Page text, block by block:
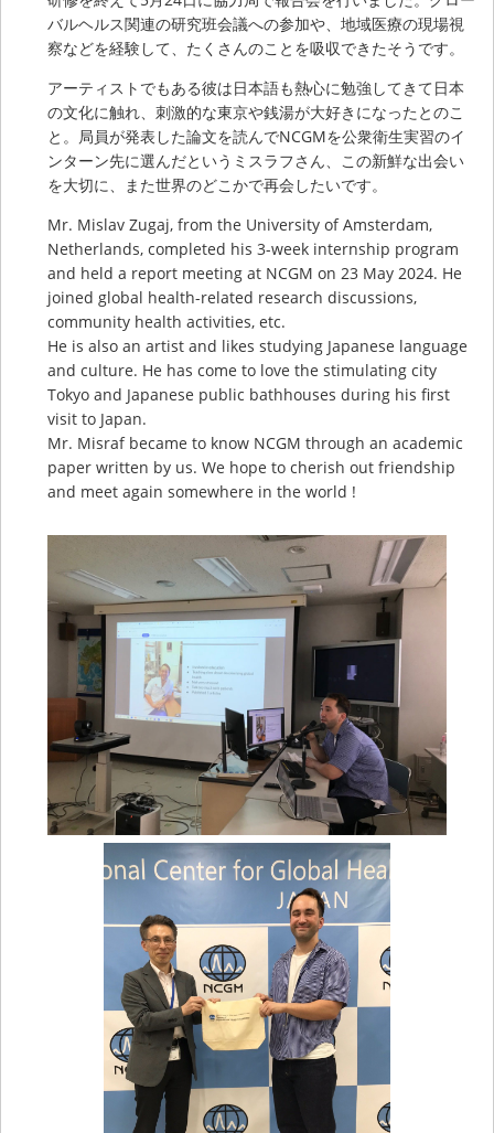
バルヘルス関連の研究班会議への参加や、地域医療の現場視
察などを経験して、たくさんのことを吸収できたそうです。
アーティストでもある彼は日本語も熱心に勉強してきて日本
の文化に触れ、刺激的な東京や銭湯が大好きになったとのこ
と。局員が発表した論文を読んでNCGMを公衆衛生実習のイ
ンターン先に選んだというミスラフさん、この新鮮な出会い
を大切に、また世界のどこかで再会したいです。
Mr. Mislav Zugaj, from the University of Amsterdam,
Netherlands, completed his 3-week internship program
and held a report meeting at NCGM on 23 May 2024. He
joined global health-related research discussions,
community health activities, etc.
He is also an artist and likes studying Japanese language
and culture. He has come to love the stimulating city
Tokyo and Japanese public bathhouses during his first
visit to Japan.
Mr. Misraf became to know NCGM through an academic
paper written by us. We hope to cherish out friendship
and meet again somewhere in the world !